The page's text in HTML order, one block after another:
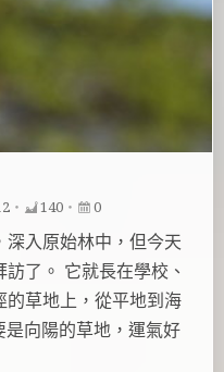
・ 140 ・ 0
入原始林中，但今天
了。 它就長在學校、
草地上，從平地到海
向陽的草地，運氣好